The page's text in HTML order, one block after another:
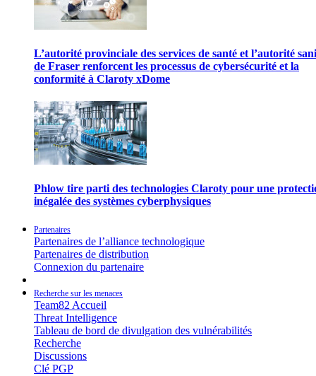
L’autorité provinciale des services de santé et l’autorité
de Fraser renforcent les processus de cybersécurité et la
conformité à Claroty xDome
Phlow tire parti des technologies Claroty pour une
inégalée des systèmes cyberphysiques
Partenaires
Partenaires de l’alliance technologique
Partenaires de distribution
Connexion du partenaire
Recherche sur les menaces
Team82 Accueil
Threat Intelligence
Tableau de bord de divulgation des vulnérabilités
Recherche
Discussions
Clé PGP